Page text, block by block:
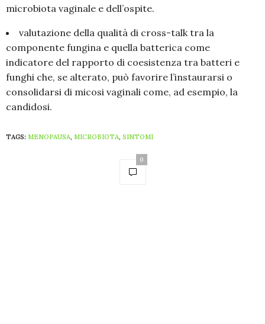
microbiota vaginale e dell’ospite.
valutazione della qualità di cross-talk tra la
componente fungina e quella batterica come
indicatore del rapporto di coesistenza tra batteri e
funghi che, se alterato, può favorire l’instaurarsi o
consolidarsi di micosi vaginali come, ad esempio, la
candidosi.
TAGS: MENOPAUSA, MICROBIOTA, SINTOMI
0